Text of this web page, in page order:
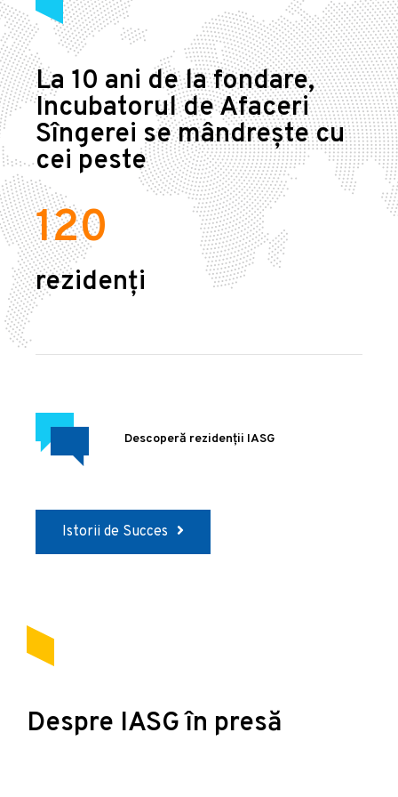
La 10 ani de la fondare,
Incubatorul de Afaceri
Sîngerei se mândrește cu
cei peste
120
rezidenți
Descoperă rezidenții IASG
Istorii de Succes
Despre IASG în presă